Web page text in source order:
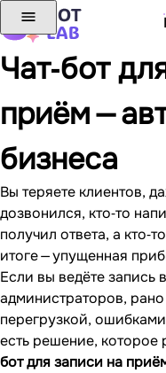
Чат‐бот
приём —
бизнеса
Вы теряете клиентов,
дозвонился, кто‐то
получил ответа, а
итоге — упущенная
Если вы ведёте запись
администраторов,
перегрузкой,
есть решение, которое
бот для записи на